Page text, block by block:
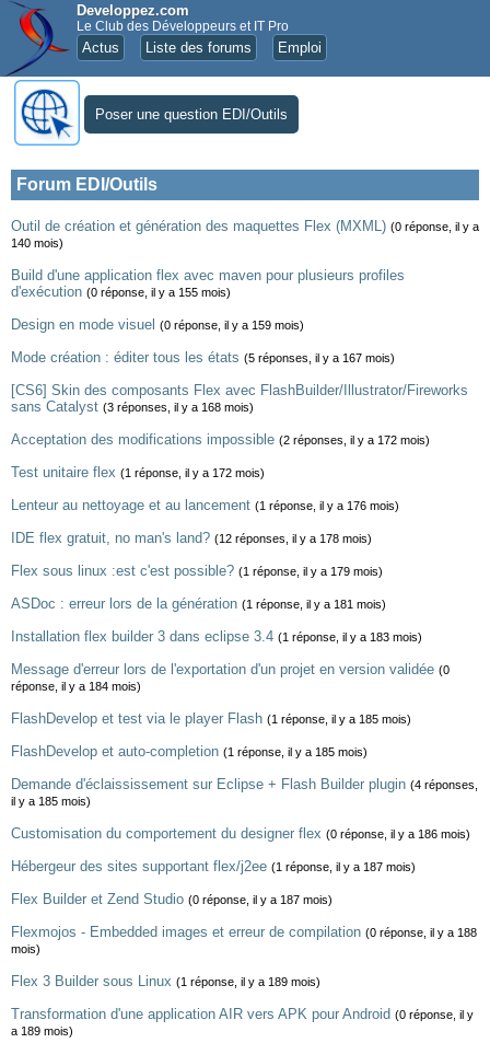
Developpez.com
Le Club des Développeurs et IT Pro
Actus Liste des forums Emploi
Poser une question EDI/Outils
Forum EDI/Outils
Outil de création et génération des maquettes Flex (MXML) (0 réponse, il y a
140 mois)
Build d'une application flex avec maven pour plusieurs profiles
d'exécution (0 réponse, il y a 155 mois)
Design en mode visuel (0 réponse, il y a 159 mois)
Mode création : éditer tous les états (5 réponses, il y a 167 mois)
[CS6] Skin des composants Flex avec FlashBuilder/Illustrator/Fireworks
sans Catalyst (3 réponses, il y a 168 mois)
Acceptation des modifications impossible (2 réponses, il y a 172 mois)
Test unitaire flex (1 réponse, il y a 172 mois)
Lenteur au nettoyage et au lancement (1 réponse, il y a 176 mois)
IDE flex gratuit, no man's land? (12 réponses, il y a 178 mois)
Flex sous linux :est c'est possible? (1 réponse, il y a 179 mois)
ASDoc : erreur lors de la génération (1 réponse, il y a 181 mois)
Installation flex builder 3 dans eclipse 3.4 (1 réponse, il y a 183 mois)
Message d'erreur lors de l'exportation d'un projet en version validée (0
réponse, il y a 184 mois)
FlashDevelop et test via le player Flash (1 réponse, il y a 185 mois)
FlashDevelop et auto-completion (1 réponse, il y a 185 mois)
Demande d'éclaississement sur Eclipse + Flash Builder plugin (4 réponses,
il y a 185 mois)
Customisation du comportement du designer flex (0 réponse, il y a 186 mois)
Hébergeur des sites supportant flex/j2ee (1 réponse, il y a 187 mois)
Flex Builder et Zend Studio (0 réponse, il y a 187 mois)
Flexmojos - Embedded images et erreur de compilation (0 réponse, il y a 188
mois)
Flex 3 Builder sous Linux (1 réponse, il y a 189 mois)
Transformation d'une application AIR vers APK pour Android (0 réponse, il y
a 189 mois)